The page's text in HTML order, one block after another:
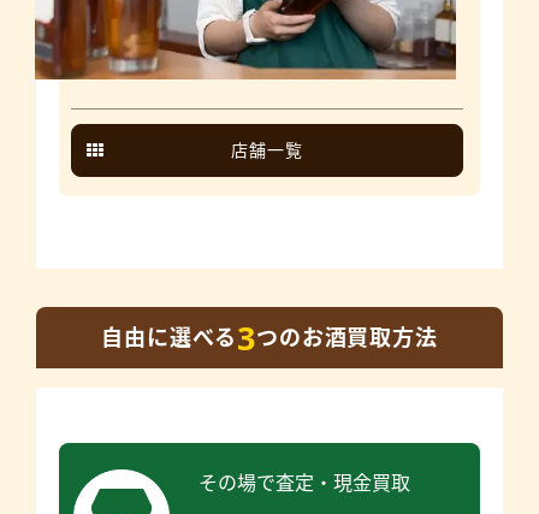
店舗一覧
自由に選べる3つのお酒買取方法
その場で査定・現金買取